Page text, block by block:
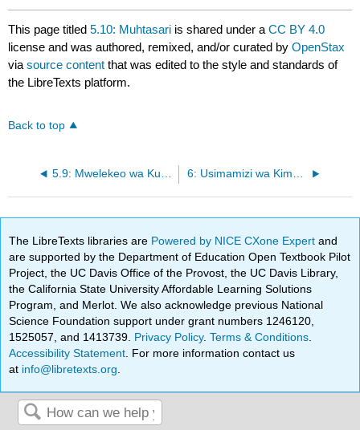
This page titled5.10: Muhtasari is shared under aCC BY 4.0
license and was authored, remixed, and/or curated byOpenStax
viasource content that was edited to the style and standards of
the LibreTexts platform.
Back to top
5.9: Mwelekeo wa Kujitokeza katika Maadili, CSR, na Mwafaka 6: Usimamizi wa Kimataifa
The LibreTexts libraries are Powered by NICE CXone Expertand
are supported by the Department of Education Open Textbook Pilot
Project, the UC Davis Office of the Provost, the UC Davis Library,
the California State University Affordable Learning Solutions
Program, and Merlot. We also acknowledge previous National
Science Foundation support under grant numbers 1246120,
1525057, and 1413739. Privacy Policy.Terms & Conditions
Accessibility Statement . For more information contact us
at info@libretexts.org